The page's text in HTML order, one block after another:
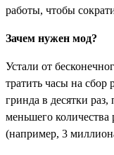
работы, чтобы
Зачем нужен мод?
Устали от
тратить часы на сбор
гринда в десятки
меньшего количества
(например, 3